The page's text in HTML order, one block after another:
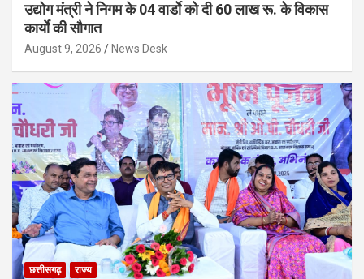
उद्योग मंत्री ने निगम के 04 वार्डाे को दी 60 लाख रू. के विकास
कार्याे की सौगात
August 9, 2026 News Desk
छत्तीसगढ़ राज्य